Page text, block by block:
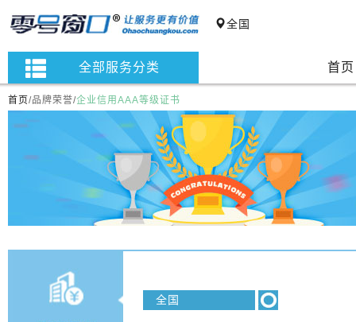
全国
全部服务分类 首页
首页/品牌荣誉/企业信用AAA等级证书
全国